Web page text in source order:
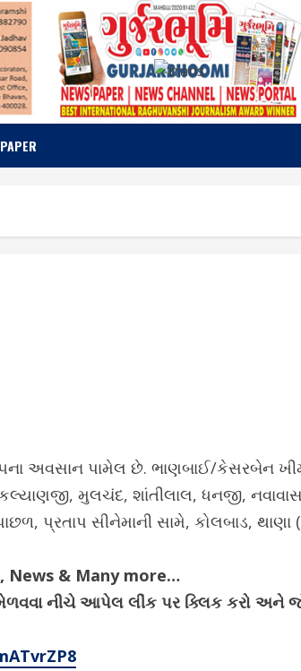
અવસાન પામેલ છે. ભાણબાઈ/કેસરબેન
કલ્યાણજી, મુલચંદ, શાંતીલાલ, ધનજી,
પ્રતાપ સીનેમાની સામે, કોલબાડ, થાણા
News & Many more…
મેળવવા નીચે આપેલ લીંક પર ક્લિક કરો અને